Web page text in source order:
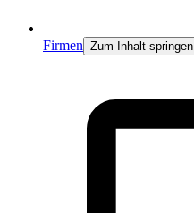
Firmen Zum Inhalt springen